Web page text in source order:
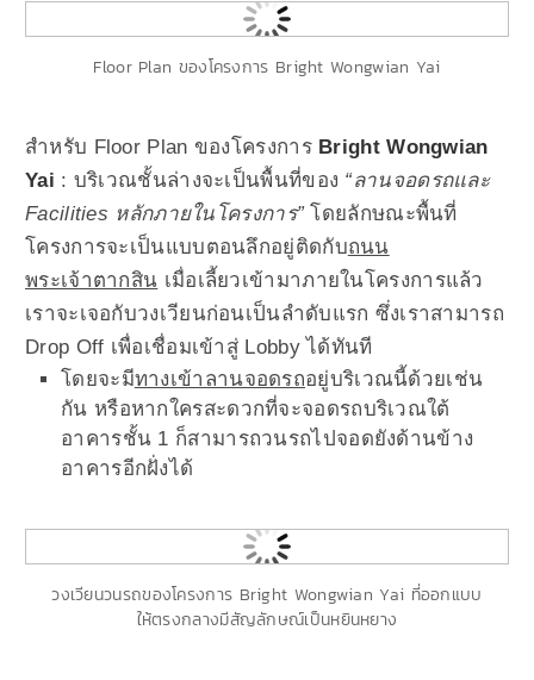
Floor Plan ของโครงการ Bright Wongwian Yai
สำหรับ Floor Plan ของโครงการ Bright Wongwian
Yai : บริเวณชั้นล่างจะเป็นพื้นที่ของ “ลานจอดรถและ
Facilities หลักภายในโครงการ”โดยลักษณะพื้นที่
โครงการจะเป็นแบบตอนลึกอยู่ติดกับถนน
พระเจ้าตากสิน เมื่อเลี้ยวเข้ามาภายในโครงการแล้ว
เราจะเจอกับวงเวียนก่อนเป็นลำดับแรก ซึ่งเราสามารถ
Drop Off เพื่อเชื่อมเข้าสู่ Lobby ได้ทันที
โดยจะมีทางเข้าลานจอดรถอยู่บริเวณนี้ด้วยเช่น
กัน หรือหากใครสะดวกที่จะจอดรถบริเวณใต้
อาคารชั้น 1 ก็สามารถวนรถไปจอดยังด้านข้าง
อาคารอีกฝั่งได้
วงเวียนวนรถของโครงการ Bright Wongwian Yai ที่ออกแบบ
ให้ตรงกลางมีสัญลักษณ์เป็นหยินหยาง